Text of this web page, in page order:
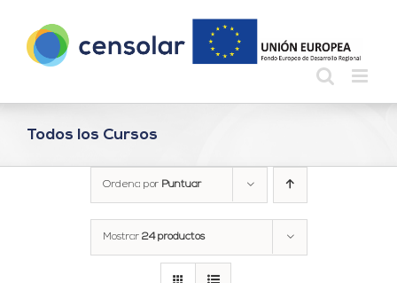
contenido
Todos los Cursos
Ordena por Puntuar
Mostrar 24 productos